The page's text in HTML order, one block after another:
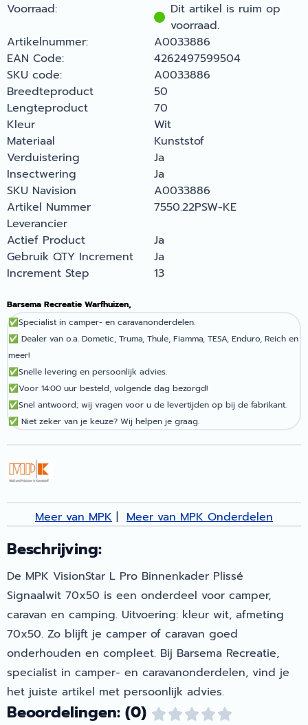
Voorraad:
Dit artikel is ruim op
voorraad.
Artikelnummer:
A0033886
EAN Code:
4262497599504
SKU code:
A0033886
Breedteproduct
50
Lengteproduct
70
Kleur
Wit
Materiaal
Kunststof
Verduistering
Ja
Insectwering
Ja
SKU Navision
A0033886
Artikel Nummer
Leverancier
7550.22PSW-KE
Actief Product
Ja
Gebruik QTY Increment
Ja
Increment Step
13
Barsema Recreatie Warfhuizen,
✅Specialist in camper- en caravanonderdelen.
✅ Dealer van o.a. Dometic, Truma, Thule, Fiamma, TESA, Enduro, Reich en
meer!
✅Snelle levering en persoonlijk advies.
✅Voor 14:00 uur besteld, volgende dag bezorgd!
✅Snel antwoord; wij vragen voor u de levertijden op bij de fabrikant.
✅ Niet zeker van je keuze? Wij helpen je graag.
Meer van MPK | Meer van MPK Onderdelen
Beschrijving:
De MPK VisionStar L Pro Binnenkader Plissé
Signaalwit 70x50 is een onderdeel voor camper,
caravan en camping. Uitvoering: kleur wit, afmeting
70x50. Zo blijft je camper of caravan goed
onderhouden en compleet. Bij Barsema Recreatie,
specialist in camper- en caravanonderdelen, vind je
het juiste artikel met persoonlijk advies.
Beoordelingen: (0)